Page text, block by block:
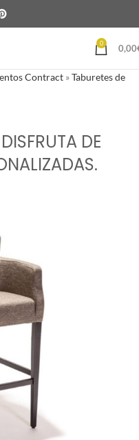
0 0,00
Contract »Taburetes de
DE